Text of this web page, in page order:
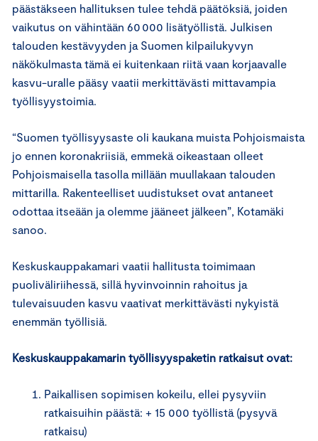
päästäkseen hallituksen tulee tehdä päätöksiä, joiden
vaikutus on vähintään 60 000 lisätyöllistä. Julkisen
talouden kestävyyden ja Suomen kilpailukyvyn
näkökulmasta tämä ei kuitenkaan riitä vaan korjaavalle
kasvu-uralle pääsy vaatii merkittävästi mittavampia
työllisyystoimia.
“Suomen työllisyysaste oli kaukana muista Pohjoismaista
jo ennen koronakriisiä, emmekä oikeastaan olleet
Pohjoismaisella tasolla millään muullakaan talouden
mittarilla. Rakenteelliset uudistukset ovat antaneet
odottaa itseään ja olemme jääneet jälkeen”, Kotamäki
sanoo.
Keskuskauppakamari vaatii hallitusta toimimaan
puoliväliriihessä, sillä hyvinvoinnin rahoitus ja
tulevaisuuden kasvu vaativat merkittävästi nykyistä
enemmän työllisiä.
Keskuskauppakamarin työllisyyspaketin ratkaisut ovat:
Paikallisen sopimisen kokeilu, ellei pysyviin
ratkaisuihin päästä: + 15 000 työllistä (pysyvä
ratkaisu)